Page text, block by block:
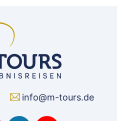
info@m-tours.de